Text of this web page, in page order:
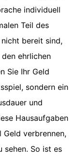
individuell
Teil des
nicht bereit sind,
ehrlichen
Sie Ihr Geld
sondern ein
und
Hausaufgaben
verbrennen,
sehen. So ist es